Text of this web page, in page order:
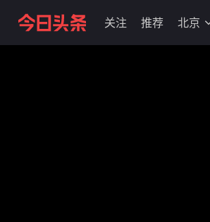
关注 推荐 北京